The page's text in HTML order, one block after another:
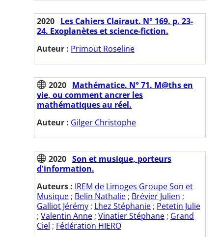
2020 Les Cahiers Clairaut. N° 169. p. 23-
24. Exoplanètes et science-fiction.
Auteur : Primout Roseline
2020 Mathématice. N° 71. M@ths en
vie, ou comment ancrer les
mathématiques au réel.
Auteur : Gilger Christophe
2020 Son et musique, porteurs
d'information.
Auteurs : IREM de Limoges Groupe Son et
Musique ; Belin Nathalie ; Brévier Julien ;
Galliot Jérémy ; Lhez Stéphanie ; Petetin Julie
; Valentin Anne ; Vinatier Stéphane ; Grand
Ciel ; Fédération HIERO